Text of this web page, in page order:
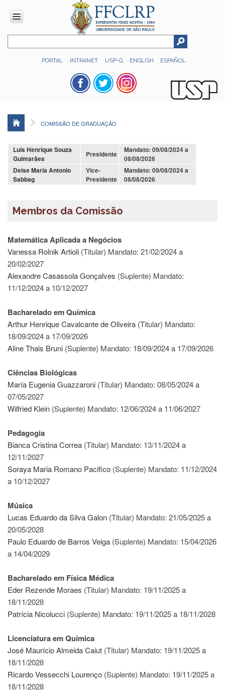
PORTAL INTRANET USP-G ENGLISH ESPAÑOL
INSTITUCIONAL
Histórico
Administração
Relatório
de
Gestão
60
Departamentos
GRADUAÇÃO
Atendimento
Comissões
Cursos
da
Ingresso
Calendário
Horários
Permanência
Estudantil
Formulários
Agremiações
Diplomas
Disponíveis
Pró-
Sistema
PÓS-
GRADUAÇÃO
Alunos
Especiais
Atendimento
Online
à
Pró-
COMISSÃO DE GRADUAÇÃO
Luis Henrique Souza
Guimarães
Presidente
Mandato: 09/08/2024 a
08/08/2026
Deise Maria Antonio
Sabbag
Vice-
Presidente
Mandato: 09/08/2024 a
08/08/2026
Membros da Comissão
Matemática Aplicada a Negócios
Vanessa Rolnik Artioli (Titular) Mandato: 21/02/2024 a
20/02/2027
Alexandre Casassola Gonçalves (Suplente) Mandato:
11/12/2024 a 10/12/2027
Bacharelado em Química
Arthur Henrique Cavalcante de Oliveira (Titular) Mandato:
18/09/2024 a 17/09/2026
Aline Thais Bruni (Suplente) Mandato: 18/09/2024 a 17/09/2026
Ciências Biológicas
María Eugenia Guazzaroni (Titular) Mandato: 08/05/2024 a
07/05/2027
Wilfried Klein (Suplente) Mandato: 12/06/2024 a 11/06/2027
Pedagogia
Bianca Cristina Correa (Titular) Mandato: 13/11/2024 a
12/11/2027
Soraya Maria Romano Pacifico (Suplente) Mandato: 11/12/2024
a 10/12/2027
Música
Lucas Eduardo da Silva Galon (Titular) Mandato: 21/05/2025 a
20/05/2028
Paulo Eduardo de Barros Veiga (Suplente) Mandato: 15/04/2026
a 14/04/2029
Bacharelado em Física Médica
Eder Rezende Moraes (Titular) Mandato: 19/11/2025 a
18/11/2028
Patrícia Nicolucci (Suplente) Mandato: 19/11/2025 a 18/11/2028
Licenciatura em Química
José Maurício Almeida Caiut (Titular) Mandato: 19/11/2025 a
18/11/2028
Ricardo Vessecchi Lourenço (Suplente) Mandato: 19/11/2025 a
18/11/2028